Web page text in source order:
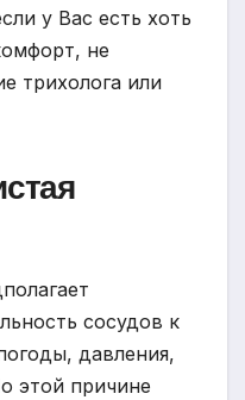
у Вас есть хоть
не
трихолога или
сосудов к
давления,
этой причине